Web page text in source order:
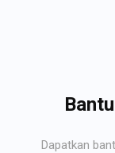
Dapatkan